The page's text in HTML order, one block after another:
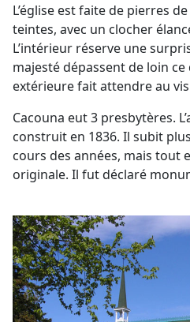
L’église est faite de pierres
teintes, avec un clocher
L’intérieur réserve une
majesté dépassent de loin
extérieure fait attendre au
Cacouna eut 3 presbytères.
construit en 1836. Il subit
cours des années, mais tout
originale. Il fut déclaré